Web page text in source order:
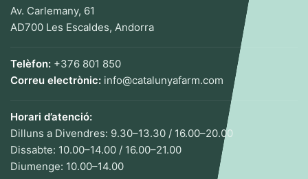
Av. Carlemany, 61
AD700 Les Escaldes, Andorra
Telèfon: +376 801 850
Correu electrònic: info@catalunyafarm.com
Horari d’atenció:
Dilluns a Divendres: 9.30–13.30 / 16.00–20.00
Dissabte: 10.00–14.00 / 16.00–21.00
Diumenge: 10.00–14.00